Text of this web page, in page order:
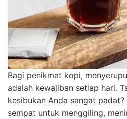
Bagi penikmat kopi,
adalah kewajiban setiap hari.
kesibukan Anda sangat
sempat untuk menggiling,